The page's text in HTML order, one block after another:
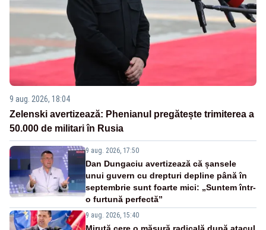
9 aug. 2026, 18:04
Zelenski avertizează: Phenianul pregătește trimiterea a
50.000 de militari în Rusia
9 aug. 2026, 17:50
Dan Dungaciu avertizează că șansele
unui guvern cu drepturi depline până în
septembrie sunt foarte mici: „Suntem într-
o furtună perfectă”
9 aug. 2026, 15:40